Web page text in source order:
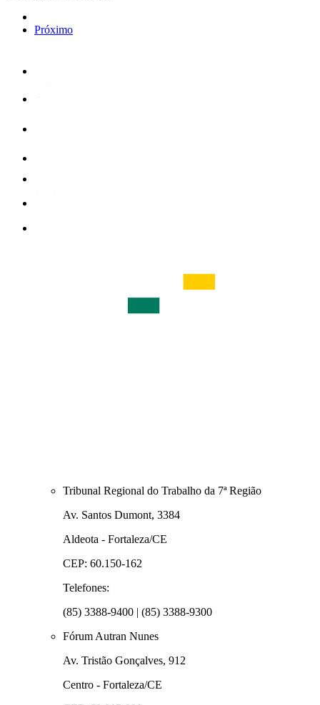
Próximo
Tribunal Regional do Trabalho da 7ª Região
Av. Santos Dumont, 3384
Aldeota - Fortaleza/CE
CEP: 60.150-162
Telefones:
(85) 3388-9400 | (85) 3388-9300
Fórum Autran Nunes
Av. Tristão Gonçalves, 912
Centro - Fortaleza/CE